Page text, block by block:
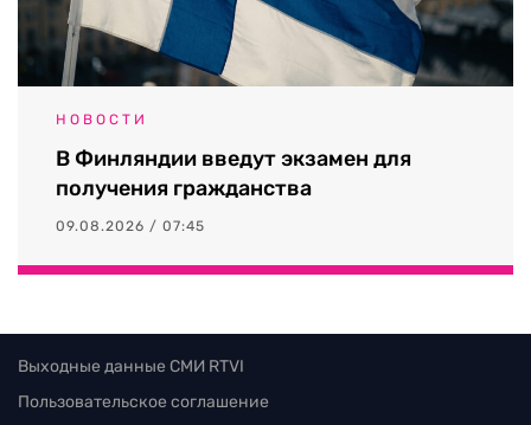
НОВОСТИ
В Финляндии введут экзамен для
получения гражданства
09.08.2026 / 07:45
Выходные данные СМИ RTVI
Пользовательское соглашение